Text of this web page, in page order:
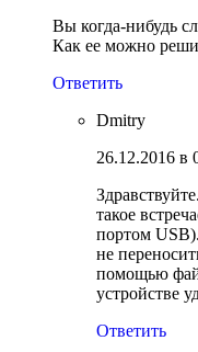
Вы когда-нибудь
Как ее можно
Ответить
Dmitry
26.12.2016 в
такое
портом
не
помощью
устройстве
Ответить